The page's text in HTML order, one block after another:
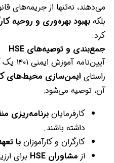
می‌دهند، نه‌تنها از جریمه‌های
بلکه بهبود بهره‌وری و روحیه
کرد.
جمع‌بندی و توصیه‌های HSE
آیین‌نامه
راستای ایمن‌سازی محیط‌های
آن، توصیه می‌شود:
کارفرمایانبرنامه‌ریزی
داشته باشند.
کارگران و کارآموزان با
از مشاوران HSE
برای